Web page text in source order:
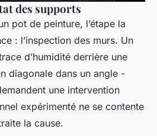
des supports
pot de peinture, l’étape la
: l’inspection des murs. Un
d’humidité derrière une
diagonale dans un angle -
une intervention
expérimenté ne se contente
la cause.